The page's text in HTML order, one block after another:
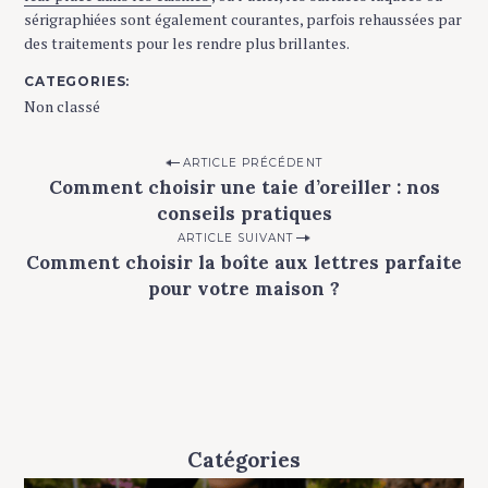
Catégories
sérigraphiées sont également courantes, parfois rehaussées par
des traitements pour les rendre plus brillantes.
CATEGORIES
Non classé
t
ARTICLE PRÉCÉDENT
Comment choisir une taie d’oreiller : nos
conseils pratiques
ARTICLE SUIVANT
Comment choisir la boîte aux lettres parfaite
pour votre maison ?
S
a
r
: